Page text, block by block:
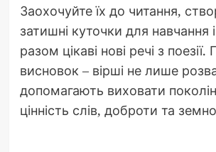
Заохочуйте їх до читання,
затишні куточки для навчання
разом цікаві нові речі з
висновок – вірші не лише
допомагають виховати
цінність слів, доброти та